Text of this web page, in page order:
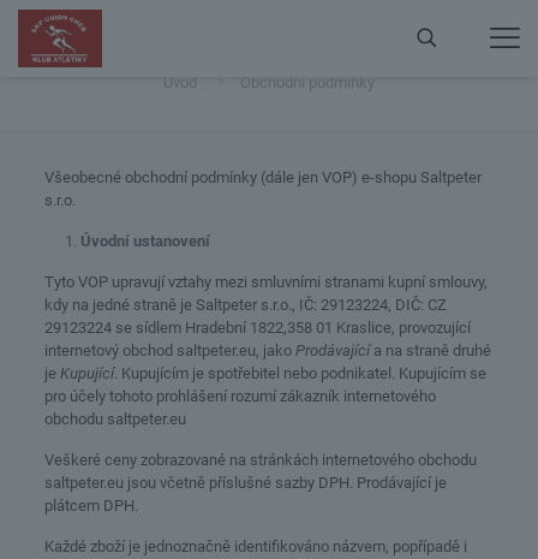
Úvod Obchodní podmínky
Všeobecné obchodní podmínky (dále jen VOP) e-shopu Saltpeter
s.r.o.
Úvodní ustanovení
Tyto VOP upravují vztahy mezi smluvními stranami kupní smlouvy,
kdy na jedné straně je Saltpeter s.r.o., IČ: 29123224, DIČ: CZ
29123224 se sídlem Hradební 1822,358 01 Kraslice, provozující
internetový obchod saltpeter.eu, jako Prodávajícía na straně druhé
je Kupující. Kupujícím je spotřebitel nebo podnikatel. Kupujícím se
pro účely tohoto prohlášení rozumí zákazník internetového
obchodu saltpeter.eu
Veškeré ceny zobrazované na stránkách internetového obchodu
saltpeter.eu jsou včetně příslušné sazby DPH. Prodávající je
plátcem DPH.
Každé zboží je jednoznačně identifikováno názvem, popřípadě i